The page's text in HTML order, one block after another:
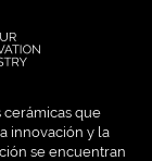
cerámicas que
innovación y la
se encuentran